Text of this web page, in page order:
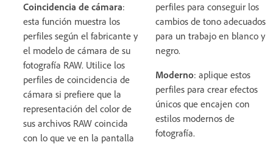
Coincidencia de cámara:
esta función muestra los
perfiles según el fabricante y
el modelo de cámara de su
fotografía RAW. Utilice los
perfiles de coincidencia de
cámara si prefiere que la
representación del color de
sus archivos RAW coincida
con lo que ve en la pantalla
perfiles para conseguir los
cambios de tono adecuados
para un trabajo en blanco y
negro.
Moderno: aplique estos
perfiles para crear efectos
únicos que encajen con
estilos modernos de
fotografía.